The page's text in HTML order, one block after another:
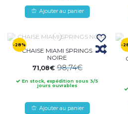
Ajouter au panier
-28%
CHAISE MIAMI SPRINGS
NOIRE
71,08€98,74€
En stock, expédition sous 3/5
jours ouvrables
Ajouter au panier
-